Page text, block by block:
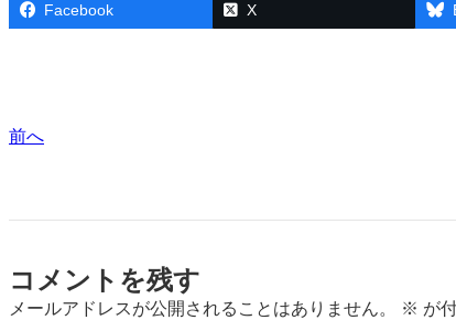
Facebook X
前へ
コメントを残す
メールアドレスが公開されることはありません。 ※ が